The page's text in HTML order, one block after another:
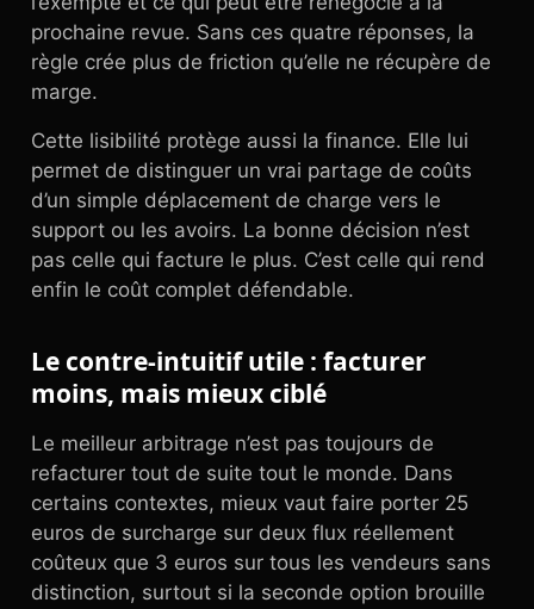
prochaine revue. Sans ces quatre réponses, la
règle crée plus de friction qu’elle ne récupère de
marge.
Cette lisibilité protège aussi la finance. Elle lui
permet de distinguer un vrai partage de coûts
d’un simple déplacement de charge vers le
support ou les avoirs. La bonne décision n’est
pas celle qui facture le plus. C’est celle qui rend
enfin le coût complet défendable.
Le contre-intuitif utile : facturer
moins, mais mieux ciblé
Le meilleur arbitrage n’est pas toujours de
refacturer tout de suite tout le monde. Dans
certains contextes, mieux vaut faire porter 25
euros de surcharge sur deux flux réellement
coûteux que 3 euros sur tous les vendeurs sans
distinction, surtout si la seconde option brouille